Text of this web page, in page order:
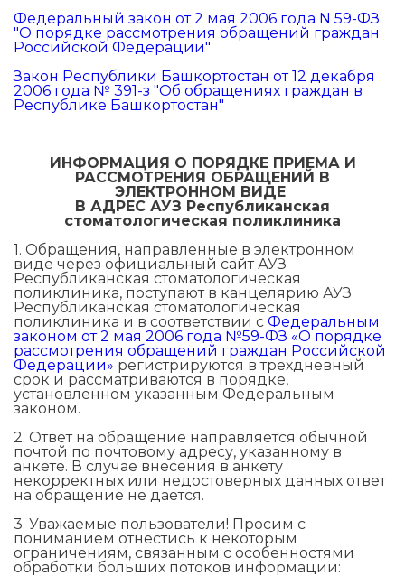
Федеральный закон от 2 мая 2006 года N 59-ФЗ
"О порядке рассмотрения обращений граждан
Российской Федерации"
Закон Республики Башкортостан от 12 декабря
2006 года № 391-з "Об обращениях граждан в
Республике Башкортостан"
ИНФОРМАЦИЯ О ПОРЯДКЕ ПРИЕМА И
РАССМОТРЕНИЯ ОБРАЩЕНИЙ В
ЭЛЕКТРОННОМ ВИДЕ
В АДРЕС АУЗ Республиканская
стоматологическая поликлиника
1. Обращения, направленные в электронном
виде через официальный сайт АУЗ
Республиканская стоматологическая
поликлиника, поступают в канцелярию АУЗ
Республиканская стоматологическая
поликлиника и в соответствии с Федеральным
законом от 2 мая 2006 года №59-ФЗ «О порядке
рассмотрения обращений граждан Российской
Федерации» регистрируются в трехдневный
срок и рассматриваются в порядке,
установленном указанным Федеральным
законом.
2. Ответ на обращение направляется обычной
почтой по почтовому адресу, указанному в
анкете. В случае внесения в анкету
некорректных или недостоверных данных ответ
на обращение не дается.
3. Уважаемые пользователи! Просим с
пониманием отнестись к некоторым
ограничениям, связанным с особенностями
обработки больших потоков информации: